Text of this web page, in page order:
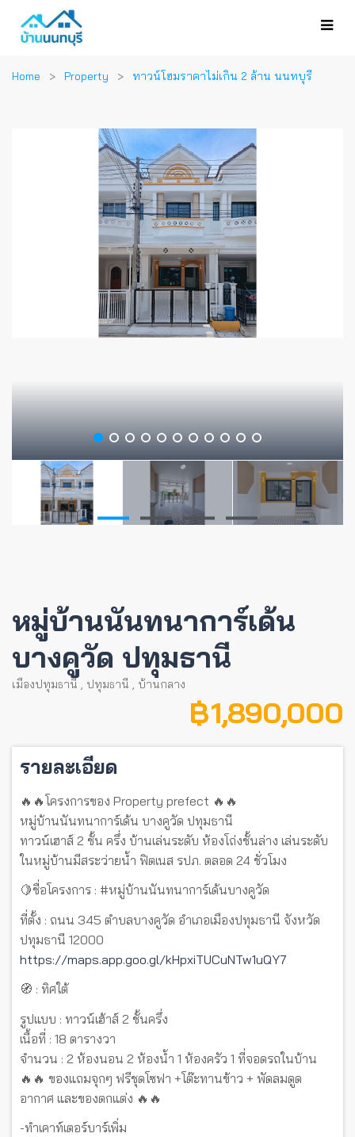
Home Property ทาวน์โฮมราคาไม่เกิน 2 ล้าน นนทบุรี
หมู่บ้านนันทนาการ์เด้น
บางคูวัด ปทุมธานี
เมืองปทุมธานี , ปทุมธานี , บ้านกลาง
฿ 1,890,000
รายละเอียด
🔥🔥โครงการของ Property prefect 🔥🔥
หมู่บ้านนันทนาการ์เด้น บางคูวัด ปทุมธานี
ทาวน์เฮาส์ 2 ชั้น ครึ่ง บ้านเล่นระดับ ห้องโถ่งชั้นล่าง เล่นระดับ
ในหมู่บ้านมีสระว่ายน้ำ ฟิตเนส รปภ. ตลอด 24 ชั่วโมง
🍋ชื่อโครงการ : #หมู่บ้านนันทนาการ์เด้นบางคูวัด
ที่ตั้ง : ถนน 345 ตำบลบางคูวัด อำเภอเมืองปทุมธานี จังหวัด
ปทุมธานี 12000
https://maps.app.goo.gl/kHpxiTUCuNTw1uQY7
🧭 : ทิศใต้
รูปแบบ : ทาวน์เฮ้าส์ 2 ชั้นครึ่ง
เนื้อที่ : 18 ตารางวา
จำนวน : 2 ห้องนอน 2 ห้องน้ำ 1 ห้องครัว 1 ที่จอดรถในบ้าน
🔥🔥 ของแถมจุกๆ ฟรีชุดโซฟา +โต๊ะทานข้าว + พัดลมดูด
อากาศ และของตกแต่ง 🔥🔥
-ทำเคาท์เตอร์บาร์เพิ่ม